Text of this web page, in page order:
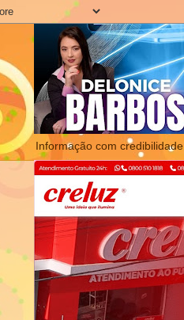
Informação com